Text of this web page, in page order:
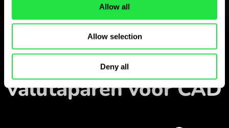
Allow all
Allow selection
Deny all
Volg populaire
valutaparen voor CAD